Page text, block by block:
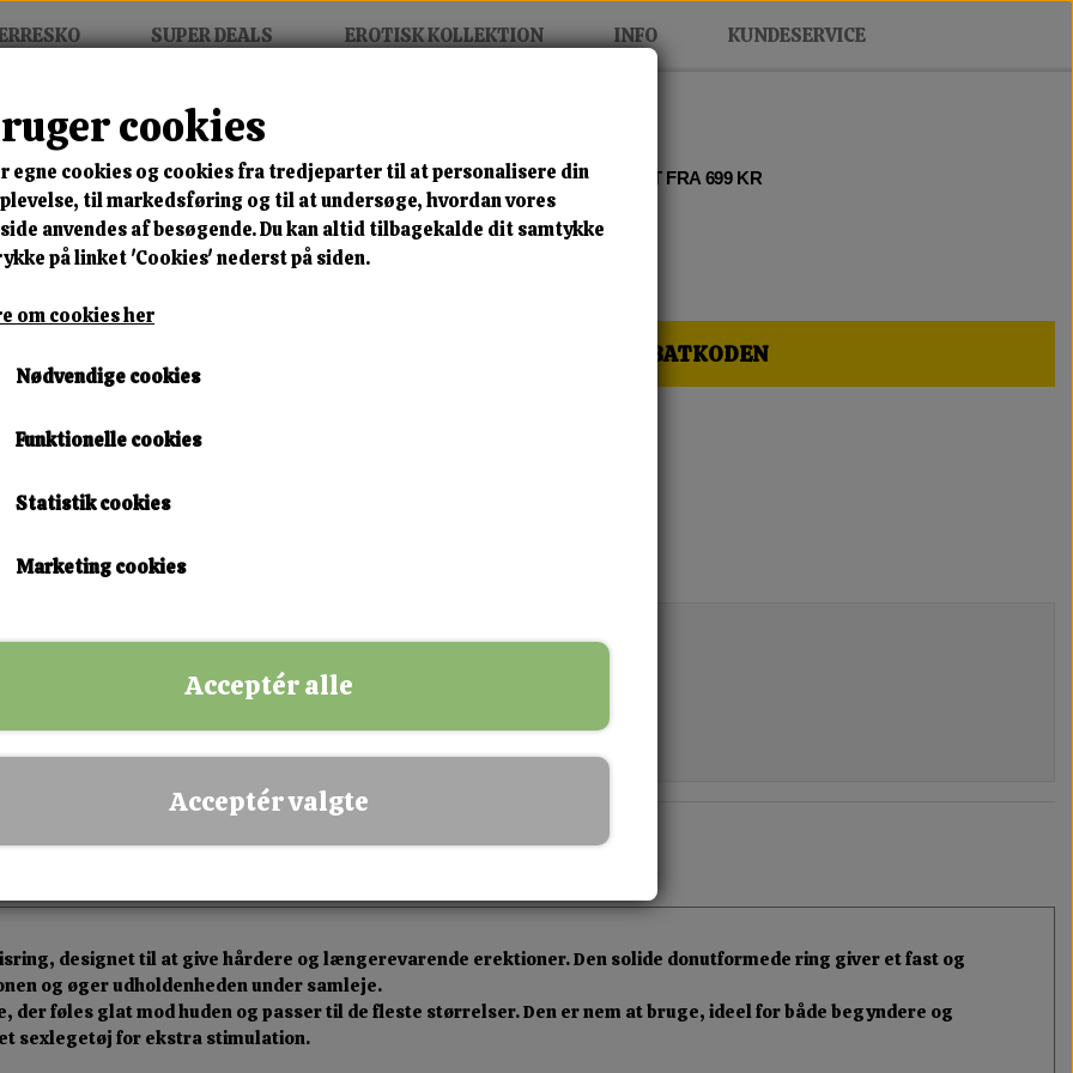
SUPER DEALS EROTISK KOLLEKTION INFO KUNDESERVICE
Donut Ring
MIX FRIT • KØB 3 BETAL FOR 2 • FRI FRAGT FRA 699 KR
Power Escorts Donut Ring
🎁 SPAR 10 % – KLIK HER OG FÅ RABATKODEN
49,00 kr.
Leveringstid:
Omgående Levering
✅ Hurtig levering
designet til at give hårdere og længerevarende erektioner. Den solide donutformede ring giver et fast og
og øger udholdenheden under samleje.
føles glat mod huden og passer til de fleste størrelser. Den er nem at bruge, ideel for både begyndere og
sexlegetøj for ekstra stimulation.
cookies
egne cookies og cookies fra tredjeparter til at personalisere din
til markedsføring og til at undersøge, hvordan vores
anvendes af besøgende. Du kan altid tilbagekalde dit samtykke
på linket 'Cookies' nederst på siden.
om cookies her
Nødvendige cookies
Funktionelle cookies
Statistik cookies
Marketing cookies
Acceptér alle
Acceptér valgte